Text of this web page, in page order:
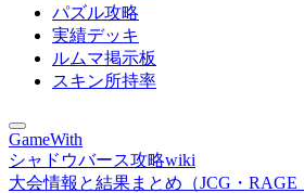
パズル攻略
実績デッキ
ルムマ掲示板
スキン所持率
GameWith
シャドウバース攻略wiki
大会情報と結果まとめ（JCG・RAGE